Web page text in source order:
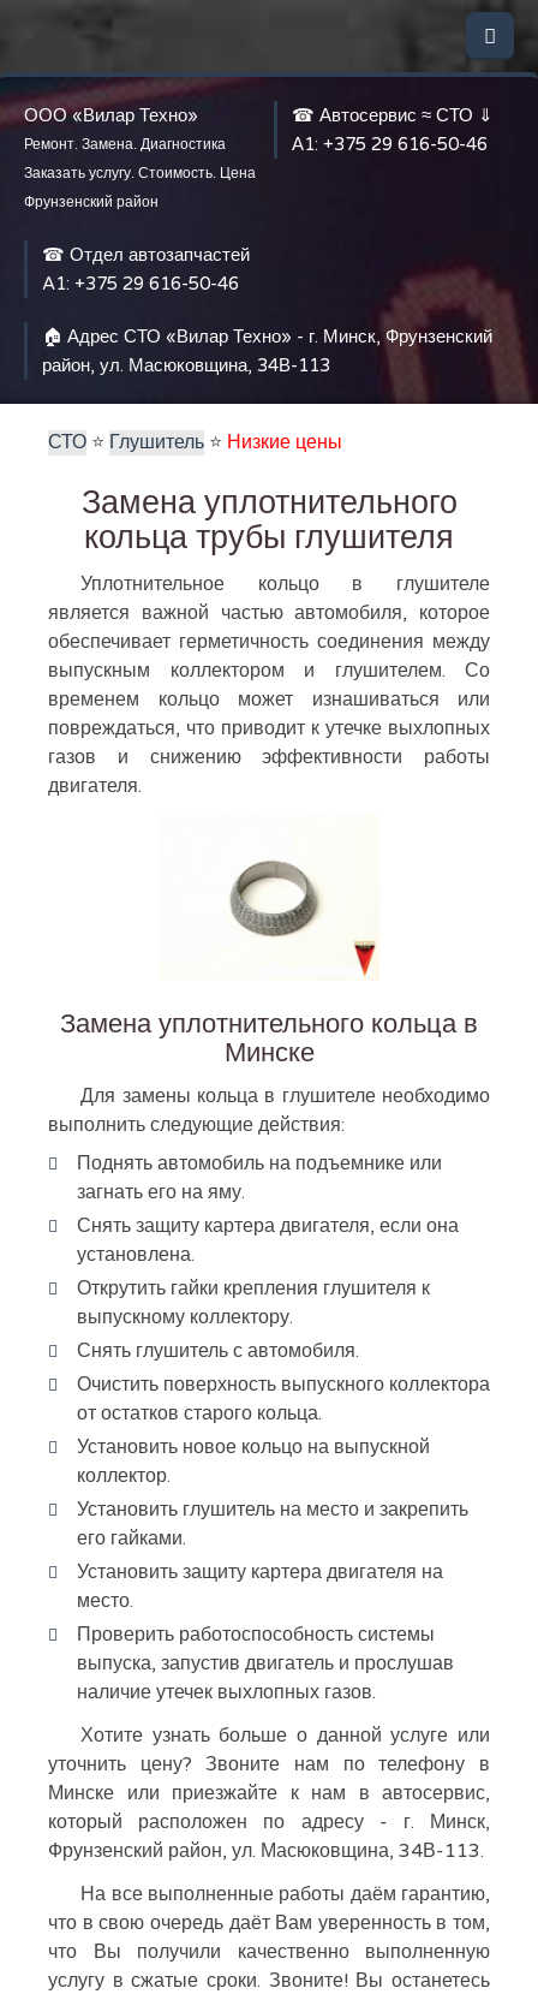
ООО «Вилар Техно»
Ремонт. Замена. Диагностика
Заказать услугу. Стоимость. Цена
Фрунзенский район
☎ Автосервис ≈ СТО ⇓
А1: +375 29 616-50-46
☎ Отдел автозапчастей
A1: +375 29 616-50-46
🏠 Адрес СТО «Вилар Техно» - г. Минск, Фрунзенский
район, ул. Масюковщина, 34В-113
СТО ⭐️ Глушитель ⭐️ Низкие цены
Замена уплотнительного
кольца трубы глушителя
Уплотнительное кольцо в глушителе
является важной частью автомобиля, которое
обеспечивает герметичность соединения между
выпускным коллектором и глушителем. Со
временем кольцо может изнашиваться или
повреждаться, что приводит к утечке выхлопных
газов и снижению эффективности работы
двигателя.
Замена уплотнительного кольца в
Минске
Для замены кольца в глушителе необходимо
выполнить следующие действия:
Поднять автомобиль на подъемнике или
загнать его на яму.
Снять защиту картера двигателя, если она
установлена.
Открутить гайки крепления глушителя к
выпускному коллектору.
Снять глушитель с автомобиля.
Очистить поверхность выпускного коллектора
от остатков старого кольца.
Установить новое кольцо на выпускной
коллектор.
Установить глушитель на место и закрепить
его гайками.
Установить защиту картера двигателя на
место.
Проверить работоспособность системы
выпуска, запустив двигатель и прослушав
наличие утечек выхлопных газов.
Хотите узнать больше о данной услуге или
уточнить цену? Звоните нам по телефону в
Минске или приезжайте к нам в автосервис,
который расположен по адресу - г. Минск,
Фрунзенский район, ул. Масюковщина, 34В-113.
На все выполненные работы даём гарантию,
что в свою очередь даёт Вам уверенность в том,
что Вы получили качественно выполненную
услугу в сжатые сроки. Звоните! Вы останетесь